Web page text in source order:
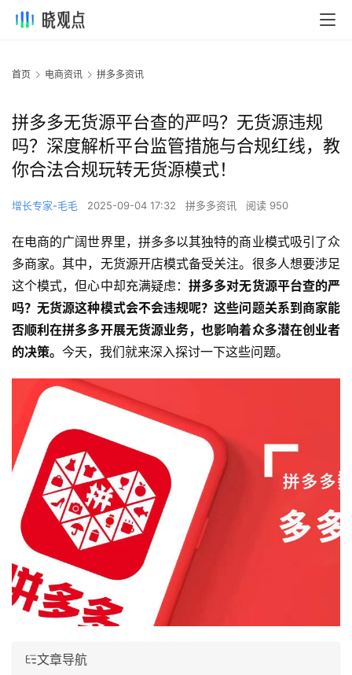
首页 电商资讯 拼多多资讯
拼多多无货源平台查的严吗？无货源违规
吗？深度解析平台监管措施与合规红线，教
你合法合规玩转无货源模式！
增长专家-毛毛 2025-09-04 17:32 拼多多资讯 阅读 950
在电商的广阔世界里，拼多多以其独特的商业模式吸引了众
多商家。其中，无货源开店模式备受关注。很多人想要涉足
这个模式，但心中却充满疑虑：拼多多对无货源平台查的严
吗？无货源这种模式会不会违规呢？这些问题关系到商家能
否顺利在拼多多开展无货源业务，也影响着众多潜在创业者
的决策。 今天，我们就来深入探讨一下这些问题。
文章导航